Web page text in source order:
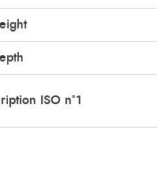
ISO n°1